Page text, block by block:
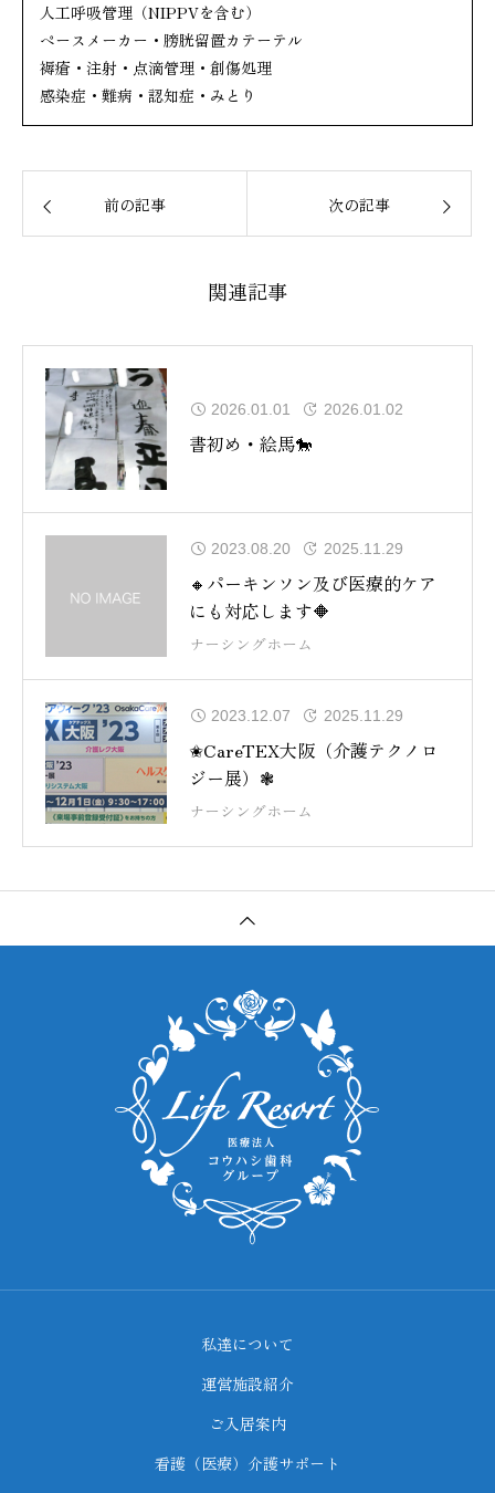
人工呼吸管理（NIPPVを含む）
ペースメーカー・膀胱留置カテーテル
褥瘡・注射・点滴管理・創傷処理
感染症・難病・認知症・みとり
前の記事 次の記事
関連記事
2026.01.01 2026.01.02
書初め・絵馬🐎
2023.08.20 2025.11.29
🔸パーキンソン及び医療的ケア
にも対応します🔶
ナーシングホーム
2023.12.07 2025.11.29
✬CareTEX大阪（介護テクノロ
ジー展）❃
ナーシングホーム
私達について
運営施設紹介
ご入居案内
看護（医療）介護サポート